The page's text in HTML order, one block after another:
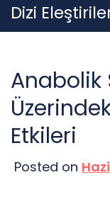
Skip
to
Dizi
Anabolik
Etkileri
Posted on